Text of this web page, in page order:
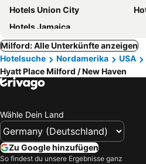
Hotels Union City
Hotels Jamaica
Milford: Alle Unterkünfte anzeigen
Hotelsuche
Nordamerika USA
Hyatt Place Milford / New Haven
Wähle Dein Land
Zu Google hinzufügen
So findest du unsere Ergebnisse ganz